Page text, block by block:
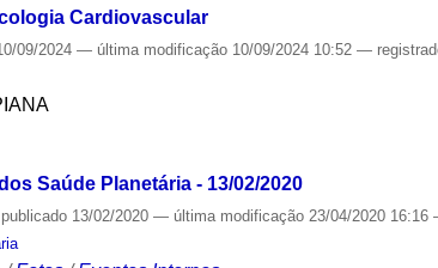
Cardiovascular
09/2024— última modificação 10/09/2024 10:52—
Saúde Planetária - 13/02/2020
publicado 13/02/2020— última modificação 23/04/2020 16:16